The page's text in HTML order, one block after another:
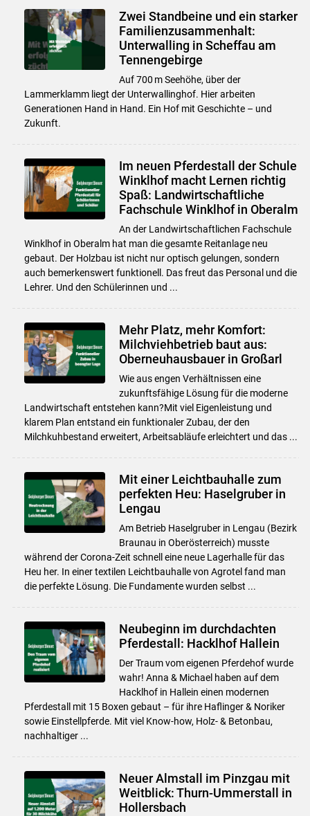
Zwei Standbeine und ein starker
Familienzusammenhalt:
Unterwalling in Scheffau am
Tennengebirge
Auf 700 m Seehöhe, über der
Lammerklamm liegt der Unterwallinghof. Hier arbeiten
Generationen Hand in Hand. Ein Hof mit Geschichte – und
Zukunft.
Im neuen Pferdestall der Schule
Winklhof macht Lernen richtig
Spaß: Landwirtschaftliche
Fachschule Winklhof in Oberalm
An der Landwirtschaftlichen Fachschule
Winklhof in Oberalm hat man die gesamte Reitanlage neu
gebaut. Der Holzbau ist nicht nur optisch gelungen, sondern
auch bemerkenswert funktionell. Das freut das Personal und die
Lehrer. Und den Schülerinnen und ...
Mehr Platz, mehr Komfort:
Milchviehbetrieb baut aus:
Oberneuhausbauer in Großarl
Wie aus engen Verhältnissen eine
zukunftsfähige Lösung für die moderne
Landwirtschaft entstehen kann?Mit viel Eigenleistung und
klarem Plan entstand ein funktionaler Zubau, der den
Milchkuhbestand erweitert, Arbeitsabläufe erleichtert und das ...
Mit einer Leichtbauhalle zum
perfekten Heu: Haselgruber in
Lengau
Am Betrieb Haselgruber in Lengau (Bezirk
Braunau in Oberösterreich) musste
während der Corona-Zeit schnell eine neue Lagerhalle für das
Heu her. In einer textilen Leichtbauhalle von Agrotel fand man
die perfekte Lösung. Die Fundamente wurden selbst ...
Neubeginn im durchdachten
Pferdestall: Hacklhof Hallein
Der Traum vom eigenen Pferdehof wurde
wahr! Anna & Michael haben auf dem
Hacklhof in Hallein einen modernen
Pferdestall mit 15 Boxen gebaut – für ihre Haflinger & Noriker
sowie Einstellpferde. Mit viel Know-how, Holz- & Betonbau,
nachhaltiger ...
Neuer Almstall im Pinzgau mit
Weitblick: Thurn-Ummerstall in
Hollersbach